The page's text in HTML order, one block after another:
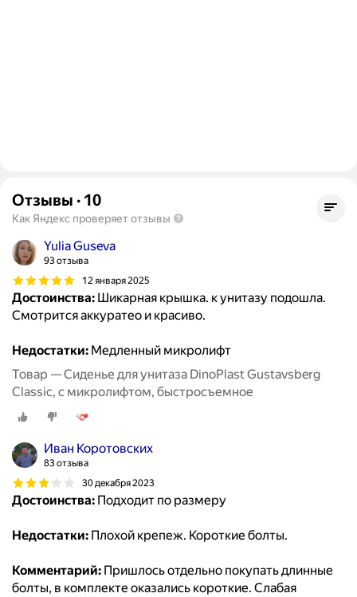
Отзывы · 10
Как Яндекс проверяет отзывы
Yulia Guseva
93 отзыва
12 января 2025
Достоинства: Шикарная крышка. к унитазу подошла.
Смотрится аккуратео и красиво.
Недостатки: Медленный микролифт
Товар — Сиденье для унитаза DinoPlast Gustavsberg
Classic, с микролифтом, быстросъемное
Иван Коротовских
83 отзыва
30 декабря 2023
Достоинства: Подходит по размеру
Недостатки: Плохой крепеж. Короткие болты.
Комментарий: Пришлось отдельно покупать длинные
болты, в комплекте оказались короткие. Слабая